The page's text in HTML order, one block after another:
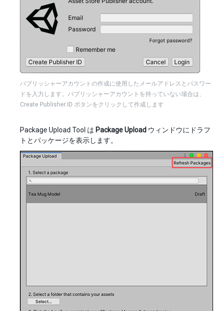
パブリッシャーアカウントの作成に使用したメールアドレスとパスワー
ドを入力します。パブリッシャーアカウントを持っていない場合は、
Create Publisher ID ボタンをクリックして作成します
Package Upload Tool は Package Upload ウィンドウにドラフ
トとパッケージを表示します。